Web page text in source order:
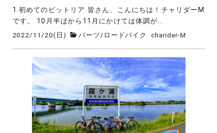
1.初めてのビットリア 皆さん、こんにちは！チャリダーM
です。 10月半ばから11月にかけては体調が...
2022/11/20(日) パーツ/ ロードバイク charider-M